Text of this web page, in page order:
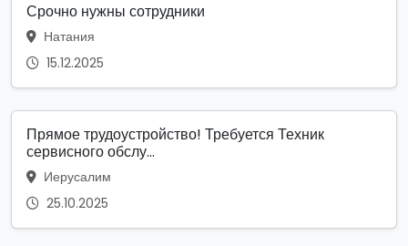
Срочно нужны сотрудники
Натания
15.12.2025
Прямое трудоустройство! Требуется Техник
сервисного обслу...
Иерусалим
25.10.2025